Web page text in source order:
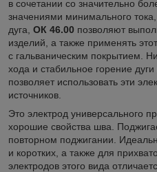
в сочетании со значительно
значениями минимального
дуга, ОК 46.00 позволяют
изделий, а также применять
с гальваническим покрытием.
хода и стабильное горение
позволяет использовать эти
источников.
Это электрод универсального
хорошие свойства шва.
повторном поджигании.
и коротких, а также для
электродов этого вида